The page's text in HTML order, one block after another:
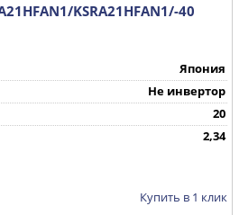
KSRA21HFAN1/-40
Япония
Не инвертор
20
2,34
Купить в 1 клик